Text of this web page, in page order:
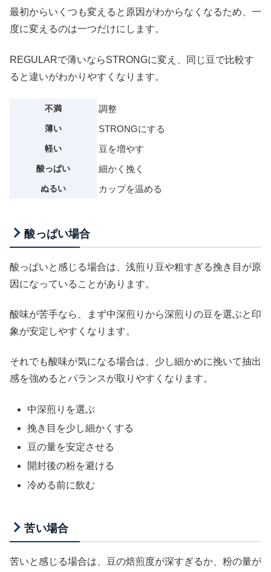
最初からいくつも変えると原因がわからなくなるため、一
度に変えるのは一つだけにします。
REGULARで薄いならSTRONGに変え、同じ豆で比較す
ると違いがわかりやすくなります。
不満 調整
薄い STRONGにする
軽い 豆を増やす
酸っぱい 細かく挽く
ぬるい カップを温める
酸っぱい場合
酸っぱいと感じる場合は、浅煎り豆や粗すぎる挽き目が原
因になっていることがあります。
酸味が苦手なら、まず中深煎りから深煎りの豆を選ぶと印
象が安定しやすくなります。
それでも酸味が気になる場合は、少し細かめに挽いて抽出
感を強めるとバランスが取りやすくなります。
中深煎りを選ぶ
挽き目を少し細かくする
豆の量を安定させる
開封後の粉を避ける
冷める前に飲む
苦い場合
苦いと感じる場合は、豆の焙煎度が深すぎるか、粉の量が